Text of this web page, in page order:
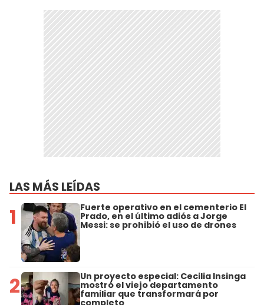
LAS MÁS LEÍDAS
1 Fuerte operativo en el cementerio El
Prado, en el último adiós a Jorge
Messi: se prohibió el uso de drones
2 Un proyecto especial: Cecilia Insinga
mostró el viejo departamento
familiar que transformará por